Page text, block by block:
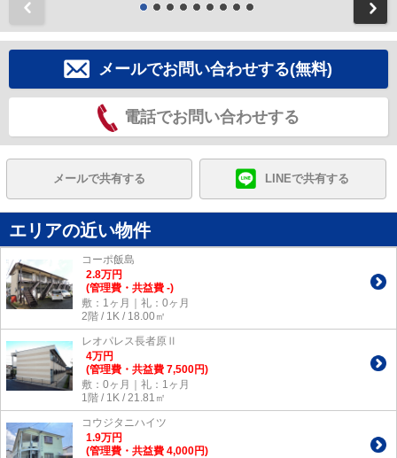
メールでお問い合わせする(無料)
電話でお問い合わせする
メールで共有する LINEで共有する
エリアの近い物件
コーポ飯島
2.8万円
(管理費・共益費 -)
敷：1ヶ月｜礼：0ヶ月
2階 / 1K / 18.00㎡
レオパレス長者原Ⅱ
4万円
(管理費・共益費 7,500円)
敷：0ヶ月｜礼：1ヶ月
1階 / 1K / 21.81㎡
コウジタニハイツ
1.9万円
(管理費・共益費 4,000円)